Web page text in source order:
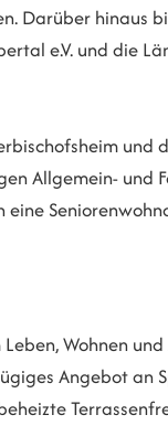
Darüber hinaus
e.V. und die
und
Allgemein- und
Wohnen
Angebot an